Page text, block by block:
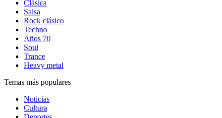
Clásica
Salsa
Rock clásico
Techno
Años 70
Soul
Trance
Heavy metal
Temas más populares
Noticias
Cultura